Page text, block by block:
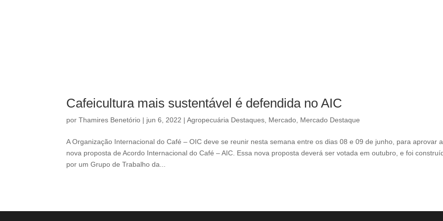
Cafeicultura mais sustentável é defendida no AIC
porThamires Benetório | jun 6, 2022 |Agropecuária Destaques Mercado Mercado Destaque
A Organização Internacional do Café – OIC deve se reunir nesta semana entre os dias 08 e 09 de junho, para aprovar a
nova proposta de Acordo Internacional do Café – AIC. Essa nova proposta deverá ser votada em outubro, e foi
por um Grupo de Trabalho da...